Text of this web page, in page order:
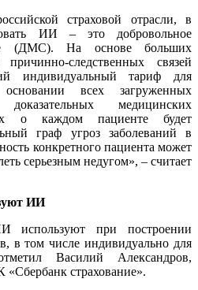
страховой отрасли, в
ИИ – это добровольное
(ДМС). На основе больших
следственных связей
индивидуальный тариф для
всех загруженных
медицинских
о каждом пациенте будет
граф угроз заболеваний в
конкретного пациента может
серьезным недугом», – считает
ИИ
используют при построении
в том числе индивидуально для
Василий Александров,
страхование».